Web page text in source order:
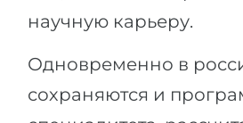
научную карьеру.
Одновременно в
сохраняются и